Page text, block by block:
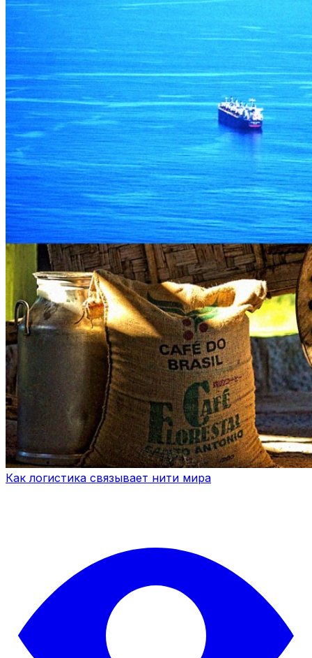
Как логистика связывает нити мира